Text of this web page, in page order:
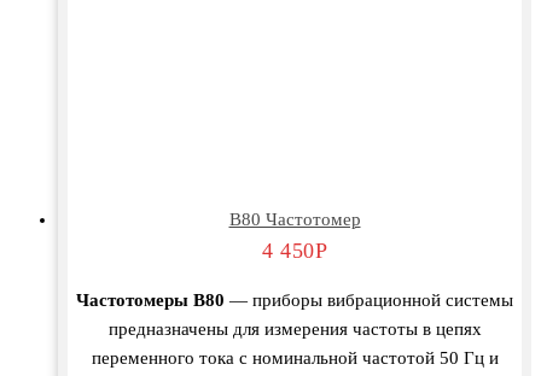
В80 Частотомер
4 450Р
Частотомеры В80 — приборы вибрационной системы
предназначены для измерения частоты в цепях
переменного тока с номинальной частотой 50 Гц и